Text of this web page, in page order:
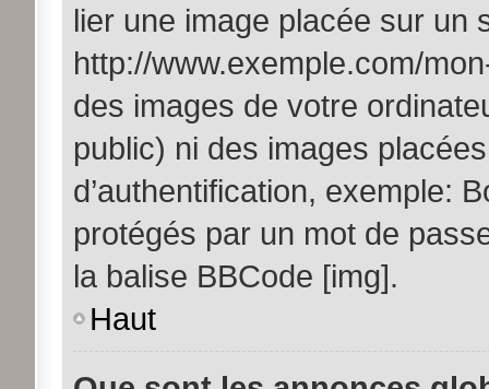
lier une image placée sur un
http://www.exemple.com/
des images de votre
public) ni des images
d’authentification, exemple:
protégés par un mot de
la balise BBCode [img].
Haut